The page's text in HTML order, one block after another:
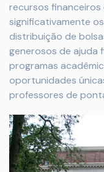
recursos financeiros
significativamente
distribuição de
generosos de ajuda
programas
oportunidades
professores de